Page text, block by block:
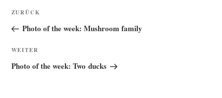
Beitragsnavigation
Vorheriger
Beitrag
ZURÜCK
Photo of the week: Mushroom family
Nächster
Beitrag
WEITER
Photo of the week: Two ducks